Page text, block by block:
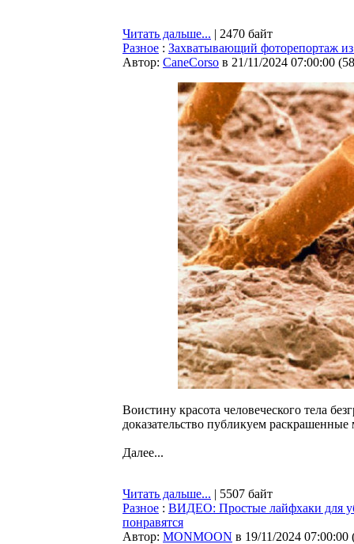
Читать дальше... | 2470 байт
Разное : Захватывающий фоторепортаж из
Автор: CaneCorso в 21/11/2024 07:00:00 (
Воистину красота человеческого тела
доказательство публикуем
Далее...
Читать дальше... | 5507 байт
Разное : ВИДЕО: Простые лайфхаки для
понравятся
Автор: MONMOON в 19/11/2024 07:00:00